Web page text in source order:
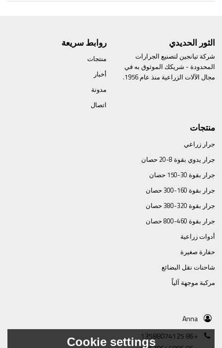
الثور الحديدي
شركة تيانجين لتصنيع الجرارات
المحدودة - شريكك الموثوق به في
مجال الآلات الزراعية منذ عام 1956.
روابط سريعة
منتجات
أخبار
مدونة
اتصال
منتجات
جرار زراعي
جرار يدوي بقوة 8-20 حصان
جرار بقوة 30-150 حصان
جرار بقوة 160-300 حصان
جرار بقوة 320-380 حصان
جرار بقوة 460-800 حصان
أدوات زراعية
حفارة صغيرة
شاحنات نقل البضائع
مركبة موجهة آلياً
Anna
+86 13588074125
Cookie settings